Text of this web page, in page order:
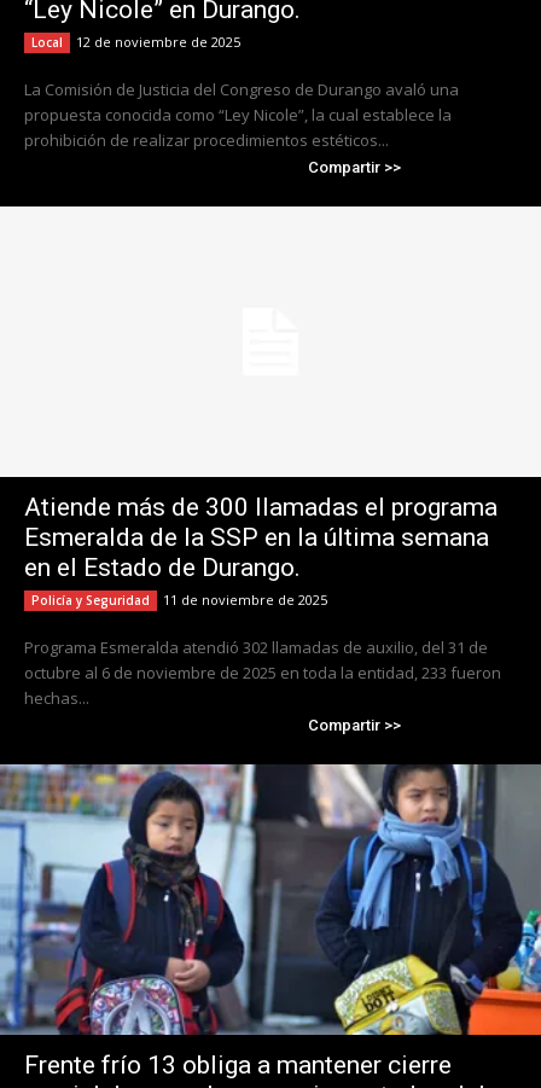
“Ley Nicole” en Durango.
Local 12 de noviembre de 2025
La Comisión de Justicia del Congreso de Durango avaló una
propuesta conocida como “Ley Nicole”, la cual establece la
prohibición de realizar procedimientos estéticos...
Compartir >>
Atiende más de 300 llamadas el programa
Esmeralda de la SSP en la última semana
en el Estado de Durango.
Policía y Seguridad 11 de noviembre de 2025
Programa Esmeralda atendió 302 llamadas de auxilio, del 31 de
octubre al 6 de noviembre de 2025 en toda la entidad, 233 fueron
hechas...
Compartir >>
Frente frío 13 obliga a mantener cierre